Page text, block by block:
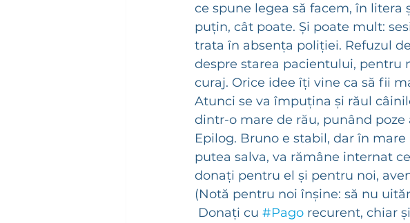
ce spune legea să facem, în litera
puțin, cât poate. Și poate mult:
trata în absența poliției. Refuzul
despre starea pacientului, pentru
curaj. Orice idee îți vine ca să fii
Atunci se va împuțina și răul
dintr-o mare de rău, punând poze
Epilog. Bruno e stabil, dar în
putea salva, va rămâne internat
donați pentru el și pentru noi,
(Notă pentru noi înșine: să nu
Donați cu #Pago recurent, chiar